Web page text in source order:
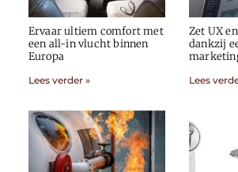
Ervaar ultiem comfort met
een all-in vlucht binnen
Europa
Lees verder »
Zet UX
dankzij
Lees